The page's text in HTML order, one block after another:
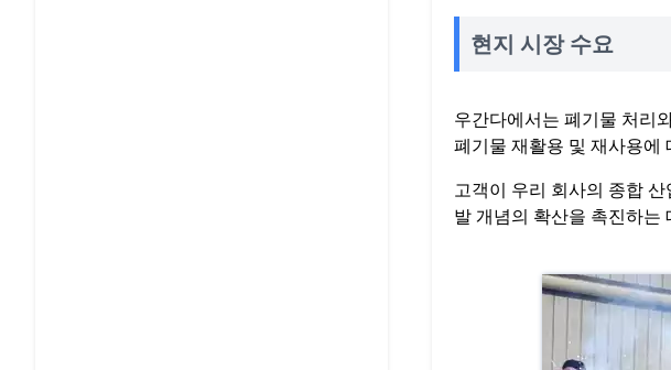
현지 시장 수요
우간다에서는 폐기물 처리
폐기물 재활용 및 재사용에
고객이 우리 회사의 종합
발 개념의 확산을 촉진하는